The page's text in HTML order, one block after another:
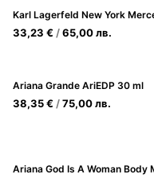
33,23 € /65,00лв.
Ariana Grande AriEDP 30 ml
38,35€ /75,00лв.